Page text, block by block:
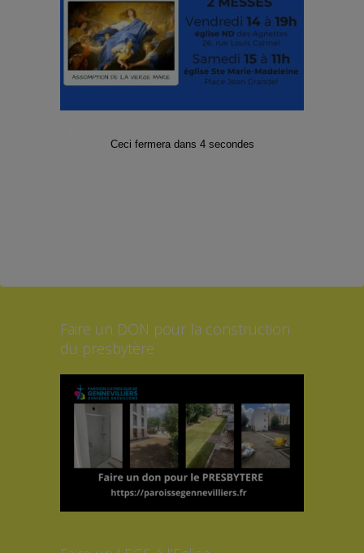
Facebook TwitterInstagram
Abonnez-vous à notre Lettre
Faire un DON pour la construction
du presbytère
Ceci fermera dans 4secondes